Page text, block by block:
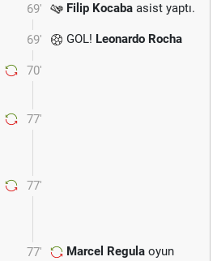
69' Filip Kocaba asist yaptı.
69' GOL! Leonardo Rocha
70'
77'
77'
77' Marcel Regula oyun